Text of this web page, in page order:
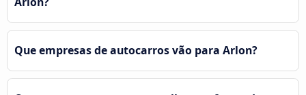
Que empresas de autocarros vão para Arlon?